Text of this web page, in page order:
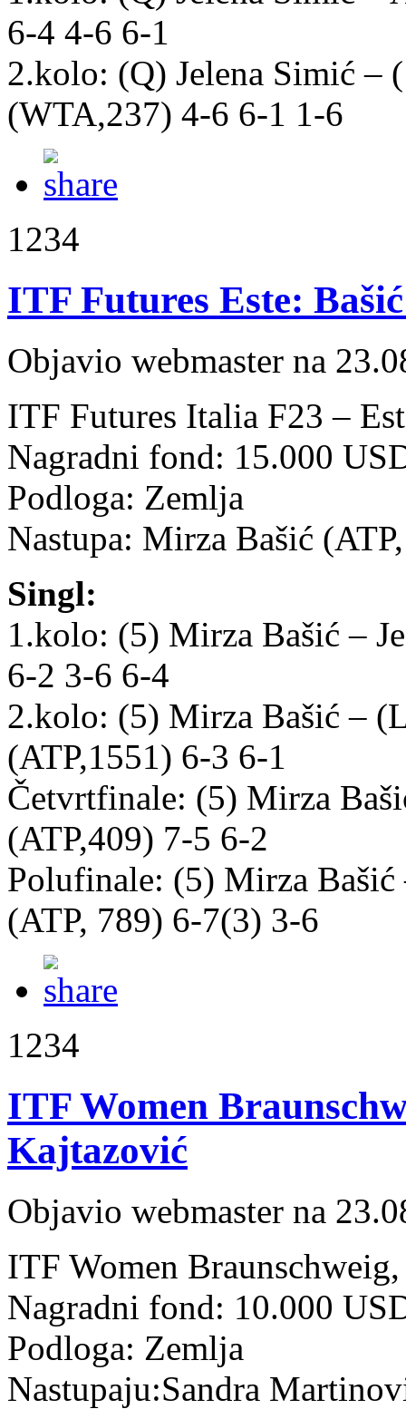
6-4 4-6 6-1
2.kolo: (Q) Jelena Simić –
(WTA,237) 4-6 6-1 1-6
1234
ITF Futures Este:
Objavio webmaster na
ITF Futures Italia F23 –
Nagradni fond: 15.000
Podloga: Zemlja
Nastupa: Mirza Bašić
Singl:
1.kolo: (5) Mirza Bašić –
6-2 3-6 6-4
2.kolo: (5) Mirza Bašić –
(ATP,1551) 6-3 6-1
Četvrtfinale: (5) Mirza
(ATP,409) 7-5 6-2
Polufinale: (5) Mirza
(ATP, 789) 6-7(3) 3-6
1234
ITF Women
Kajtazović
Objavio webmaster na
ITF Women
Nagradni fond: 10.000
Podloga: Zemlja
Nastupaju:Sandra